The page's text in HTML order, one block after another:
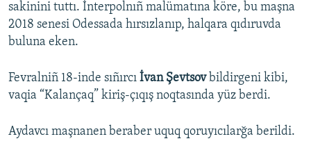
sakinini tuttı. İnterpolnıñ malümatına köre, bu maşna
2018 senesi Odessada hırsızlanıp, halqara qıdıruvda
buluna eken.
Fevralniñ 18-inde sıñırcı İvan Şevtsovbildirgeni kibi,
vaqia “Kalançaq” kiriş-çıqış noqtasında yüz berdi.
Aydavcı maşnanen beraber uquq qoruyıcılarğa berildi.